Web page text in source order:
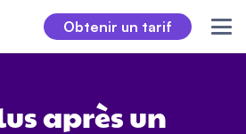
Obtenir un tarif
après un